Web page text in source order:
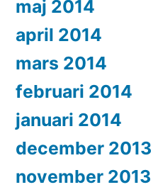
maj 2014
april 2014
mars 2014
februari 2014
januari 2014
december 2013
november 2013